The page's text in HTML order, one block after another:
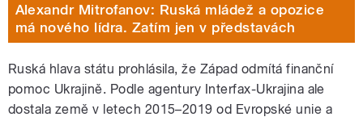
Alexandr Mitrofanov: Ruská mládež a opozice
má nového lídra. Zatím jen v představách
Ruská hlava státu prohlásila, že Západ odmítá finanční
pomoc Ukrajině. Podle agentury Interfax-Ukrajina ale
dostala země v letech 2015–2019 od Evropské unie a